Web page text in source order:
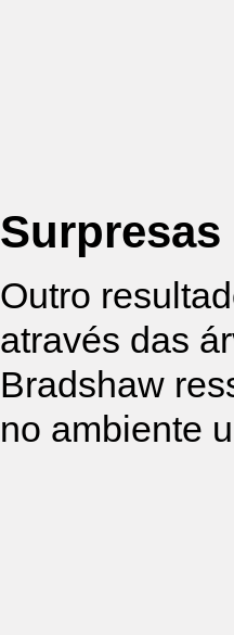
Outro
através das
Bradshaw
no ambiente